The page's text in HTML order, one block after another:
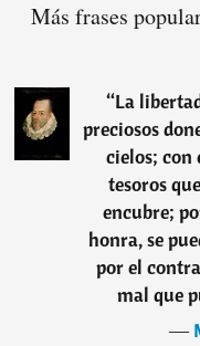
Más frases
“La
preciosos
cielos; con
tesoros
encubre;
honra, se
por el
mal que
―